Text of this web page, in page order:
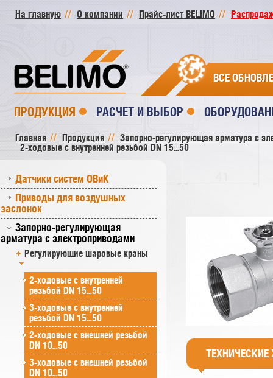
На главную О компании Прайс-лист BELIMO
ВСЕ
ПРОДУКЦИЯ РАСЧЕТ И ВЫБОР
Главная Продукция
Запорно-регулирующая арматура с
2-ходовые с внутренней резьбой DN 15...50
Датчики систем ОВиК
Приводы для воздушных
заслонок
Запорно-регулирующая
арматура с электроприводами
Регулирующие шаровые краны
2-ходовые с внутренней
резьбой DN 15...50
3-ходовые с внутренней
резьбой DN 15...50
2-ходовые с внешней резьбой
DN 10...50
3-ходовые с внешней резьбой
DN 10...50